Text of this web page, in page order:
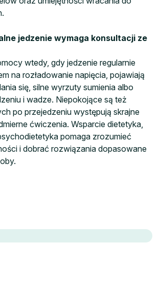
jedzenie wymaga konsultacji ze
wtedy, gdy jedzenie regularnie
na rozładowanie napięcia, pojawiają
się, silne wyrzuty sumienia albo
i wadze. Niepokojące są też
po przejedzeniu występują skrajne
ćwiczenia. Wsparcie dietetyka,
pomaga zrozumieć
i dobrać rozwiązania dopasowane